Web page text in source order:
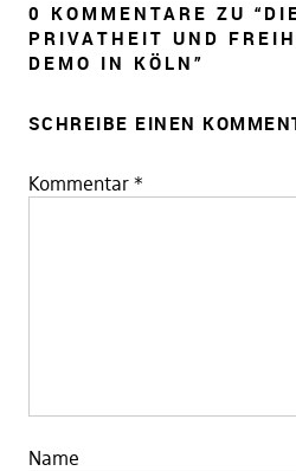
0 KOMMENTARE ZU “
PRIVATHEIT UND
DEMO IN KÖLN ”
SCHREIBE EINEN
Kommentar *
Name